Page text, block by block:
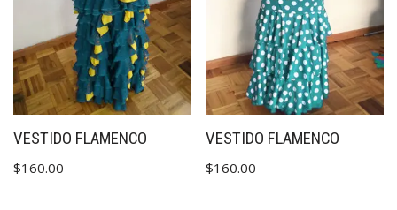
VESTIDO FLAMENCO
$160.00
VESTIDO FLAMENCO
$160.00